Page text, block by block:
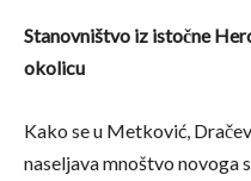
Stanovništvo iz istočne
okolicu
Kako se u Metković,
naseljava mnoštvo novoga